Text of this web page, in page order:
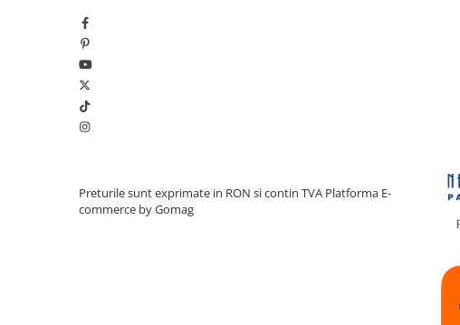
Preturile sunt exprimate in RON si contin TVA Platforma E-
commerce by Gomag